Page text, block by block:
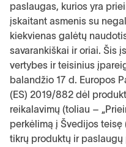
paslaugas, kurios yra
įskaitant asmenis su
kiekvienas galėtų
savarankiškai ir oriai. Šis
vertybes ir teisinius
balandžio 17 d. Europos
(ES) 2019/882 dėl
reikalavimų (toliau –
perkėlimą į Švedijos
tikrų produktų ir